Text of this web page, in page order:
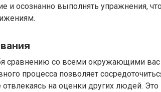
и осознанно выполнять упражнения, что
сравнению со всеми окружающими вас
процесса позволяет
на оценки других людей. Это